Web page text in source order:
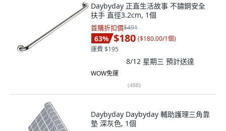
Daybyday 正直生活故事 不鏽鋼安全
扶手 直徑3.2cm, 1個
首購折扣價$491
63% $180 ($180.00/1個)
運費 $195
8/12 星期三 預計送達
WOW免運
(488)
Daybyday Daybyday 輔助護理三角靠
墊 深灰色, 1個